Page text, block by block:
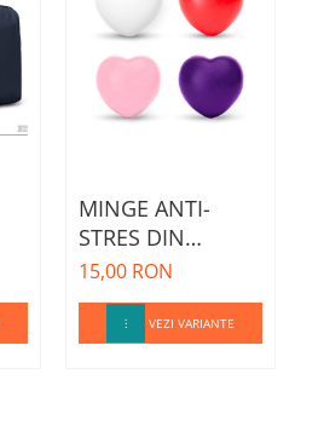
MINGE ANTI-
STRES DIN
SILICON
15,00 RON
VEZI VARIANTE